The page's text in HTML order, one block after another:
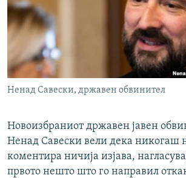
Ненад Савески, државен обвинител
Новоизбраниот државен јавен
Ненад Савески вели дека никогаш
коментира ничија изјава,
првото нешто што го направил